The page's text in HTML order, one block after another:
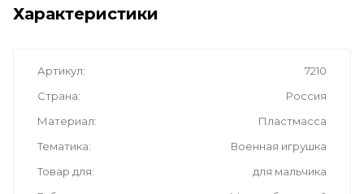
Характеристики
Артикул
7210
Страна
Россия
Материал
Пластмасса
Тематика
Военная игрушка
Товар для
для мальчика